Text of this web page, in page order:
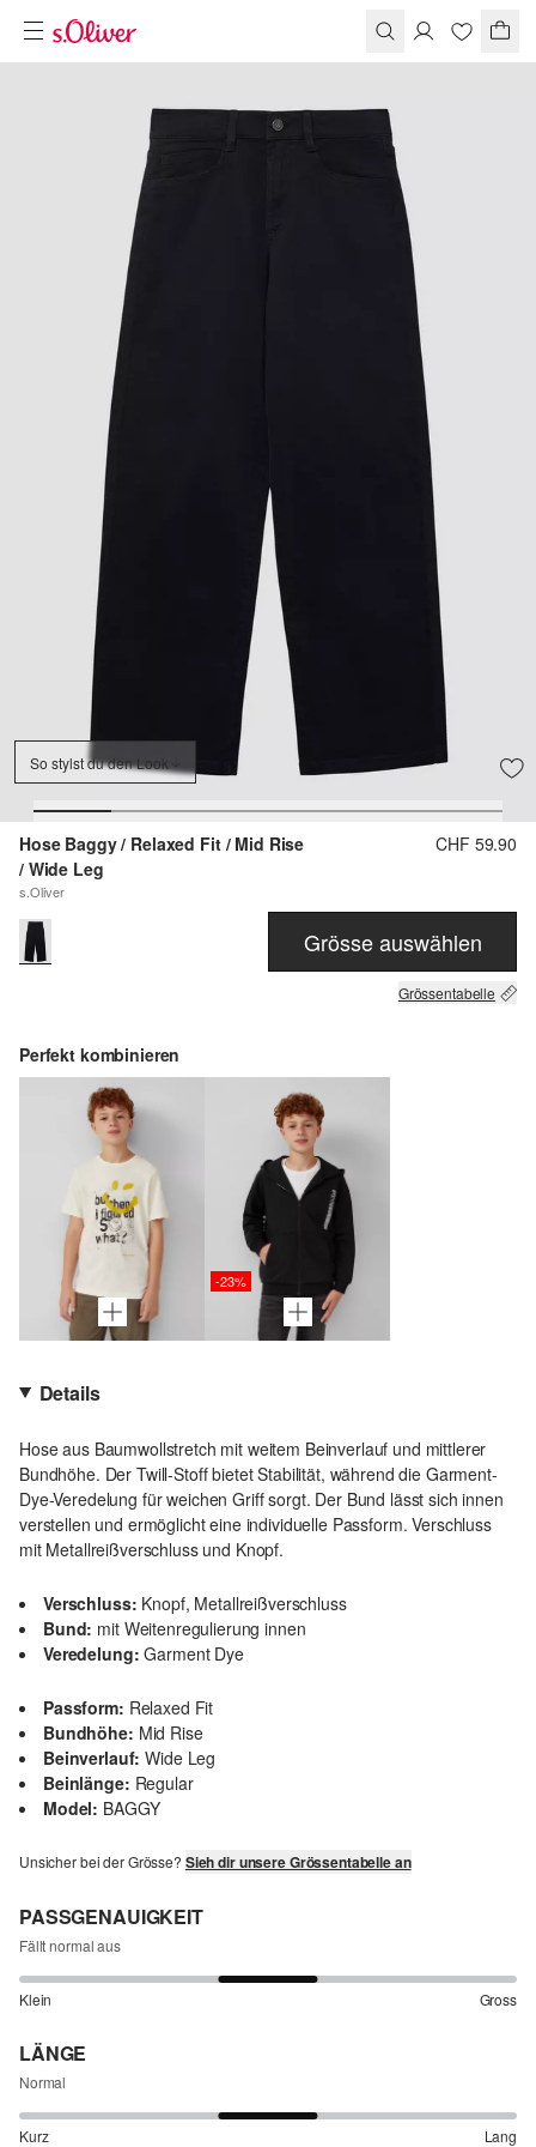
So stylst du den Look
Hose Baggy / Relaxed Fit / Mid Rise
/ Wide Leg
s.Oliver
CHF 59.90
Grösse auswählen
Grössentabelle
Perfekt kombinieren
-23%
Details
Hose aus Baumwollstretch mit weitem Beinverlauf und mittlerer
Bundhöhe. Der Twill-Stoff bietet Stabilität, während die Garment-
Dye-Veredelung für weichen Griff sorgt. Der Bund lässt sich innen
verstellen und ermöglicht eine individuelle Passform. Verschluss
mit Metallreißverschluss und Knopf.
Verschluss: Knopf, Metallreißverschluss
Bund: mit Weitenregulierung innen
Veredelung: Garment Dye
Passform: Relaxed Fit
Bundhöhe: Mid Rise
Beinverlauf: Wide Leg
Beinlänge: Regular
Model: BAGGY
Unsicher bei der Grösse? Sieh dir unsere Grössentabelle an
PASSGENAUIGKEIT
Fällt normal aus
Klein Gross
LÄNGE
Normal
Kurz Lang